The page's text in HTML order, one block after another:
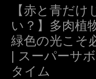
【赤と青だけ
い？】多肉植
緑色の光こそ
| スーパーサ
タイム